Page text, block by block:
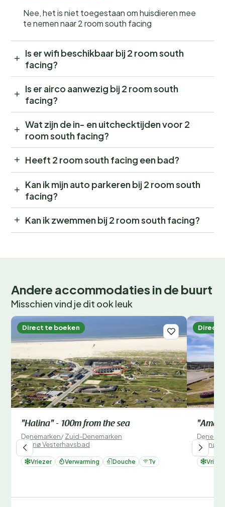
Nee, het is niet toegestaan om huisdieren mee
te nemen naar 2 room south facing
Is er wifi beschikbaar bij 2 room south
facing?
Is er airco aanwezig bij 2 room south
facing?
Wat zijn de in- en uitchecktijden voor 2
room south facing?
Heeft 2 room south facing een bad?
Kan ik mijn auto parkeren bij 2 room south
facing?
Kan ik zwemmen bij 2 room south facing?
Andere accommodaties in de buurt
Misschien vind je dit ook leuk
Direct te boeken
"Halina" - 100m from the sea
Denemarken/Zuid-Denemarken
/Fanø Vesterhavsbad
Vriezer Verwarming Douche Tv
Direct
"Ama"
/Fanø